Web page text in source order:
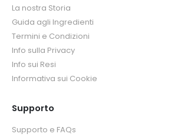
La nostra Storia
Guida agli Ingredienti
Termini e Condizioni
Info sulla Privacy
Info sui Resi
Informativa sui Cookie
Supporto
Supporto e FAQs